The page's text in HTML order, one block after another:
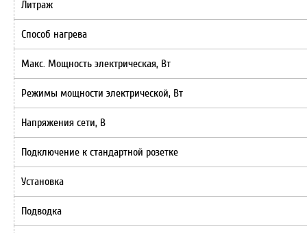
Литраж
Способ нагрева
Макс. Мощность электрическая, Вт
Режимы мощности электрической, Вт
Напряжения сети, В
Подключение к стандартной розетке
Установка
Подводка